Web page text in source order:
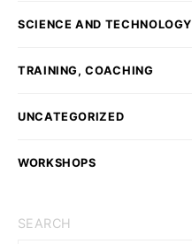
SCIENCE AND TECHNOLOGY
TRAINING, COACHING
UNCATEGORIZED
WORKSHOPS
SEARCH